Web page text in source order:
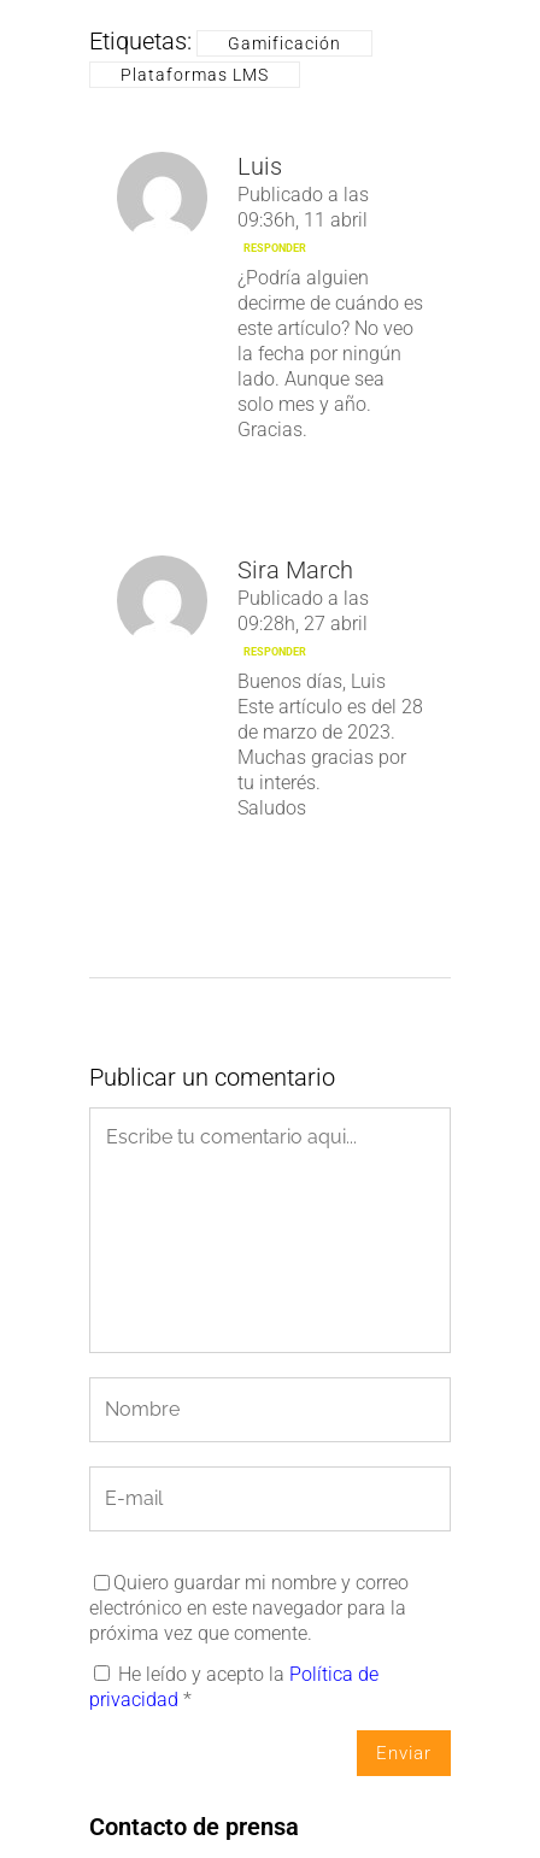
Etiquetas:
Gamificación
Plataformas LMS
Luis
Publicado a las
09:36h, 11 abril
RESPONDER
¿Podría alguien
decirme de cuándo es
este artículo? No veo
la fecha por ningún
lado. Aunque sea
solo mes y año.
Gracias.
Sira March
Publicado a las
09:28h, 27 abril
RESPONDER
Buenos días, Luis
Este artículo es del 28
de marzo de 2023.
Muchas gracias por
tu interés.
Saludos
Publicar un comentario
Quiero guardar mi nombre y correo
electrónico en este navegador para la
próxima vez que comente.
He leído y acepto la Política de
privacidad *
Contacto de prensa